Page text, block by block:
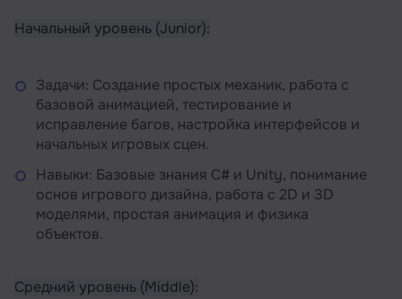
Начальный уровень (Junior):
Задачи: Создание простых механик, работа с
базовой анимацией, тестирование и
исправление багов, настройка интерфейсов и
начальных игровых сцен.
Навыки: Базовые знания C# и Unity, понимание
основ игрового дизайна, работа с 2D и 3D
моделями, простая анимация и физика
объектов.
Средний уровень (Middle):